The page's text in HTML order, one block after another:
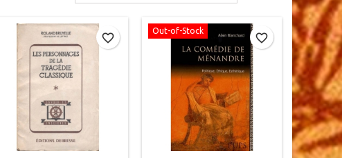
favorite_border
Out-of-Stock
favorite_border